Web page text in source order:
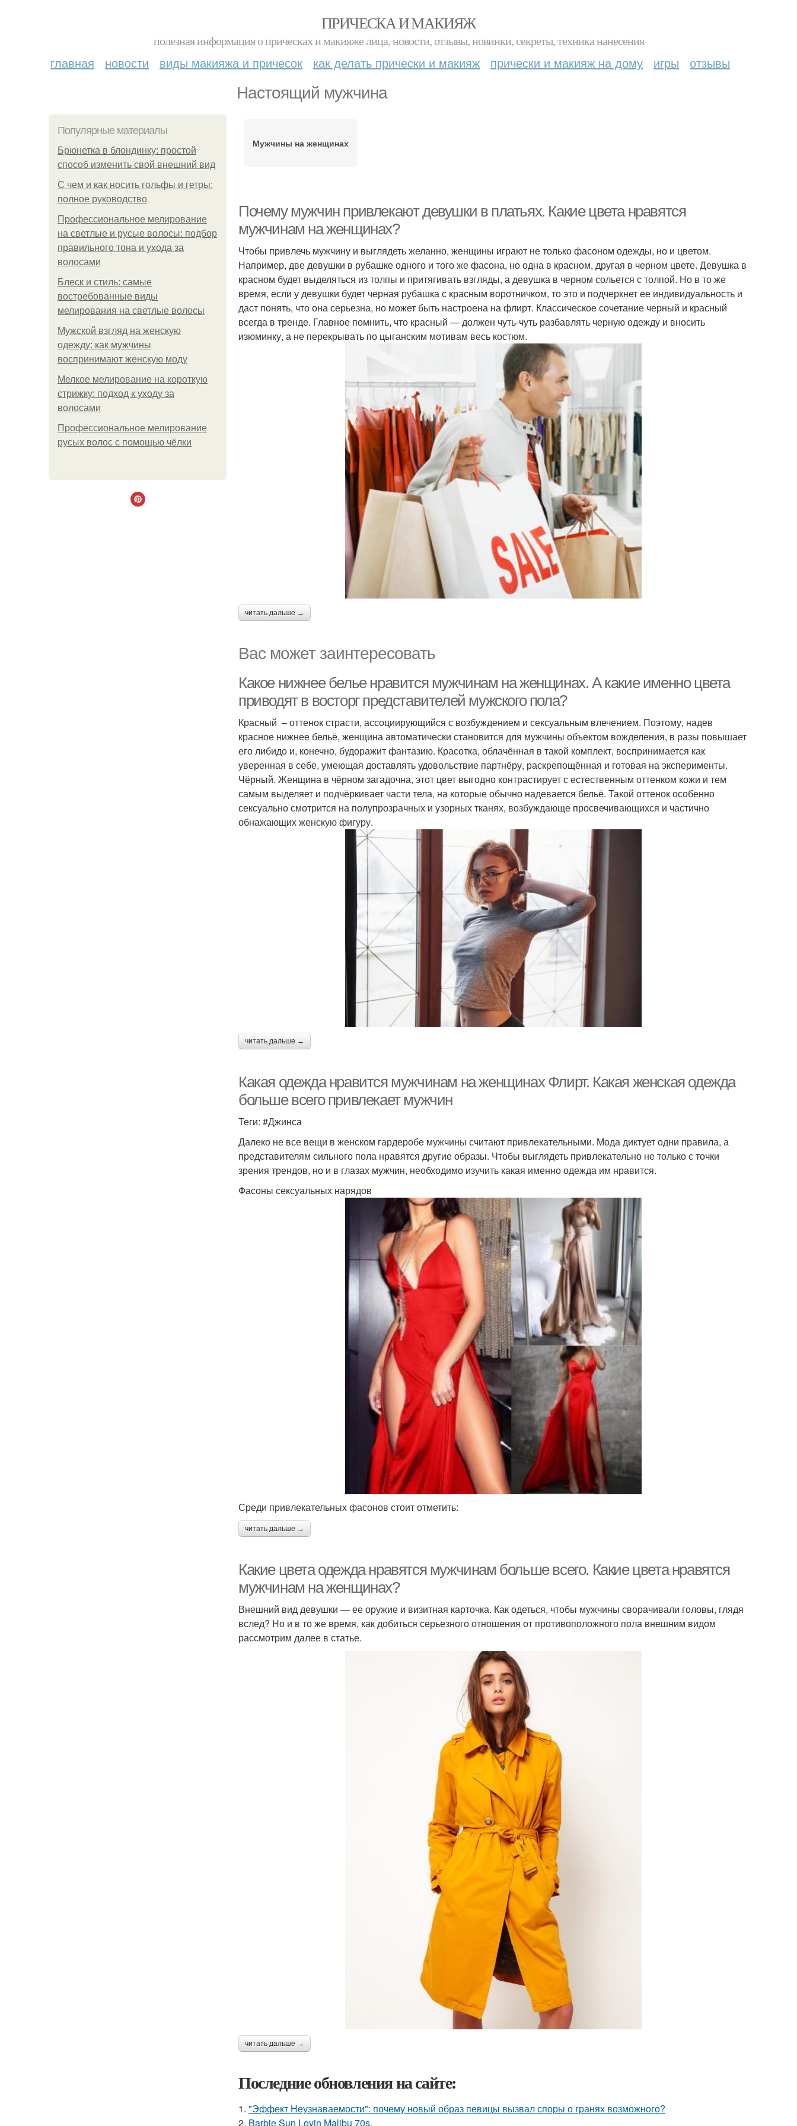
ПРИЧЕСКА И МАКИЯЖ
полезная информация о прическах и макияже лица, новости, отзывы, новинки, секреты, техника нанесения
главная новости виды макияжа и причесок как делать прически и макияж прически и макияж на дому игры отзывы
Настоящий мужчина
Популярные материалы
Брюнетка в блондинку: простой
способ изменить свой внешний вид
С чем и как носить гольфы и гетры:
полное руководство
Профессиональное мелирование
на светлые и русые волосы: подбор
правильного тона и ухода за
волосами
Блеск и стиль: самые
востребованные виды
мелирования на светлые волосы
Мужской взгляд на женскую
одежду: как мужчины
воспринимают женскую моду
Мелкое мелирование на короткую
стрижку: подход к уходу за
волосами
Профессиональное мелирование
русых волос с помощью чёлки
Мужчины на женщинах
Почему мужчин привлекают девушки в платьях. Какие цвета нравятся
мужчинам на женщинах?
Чтобы привлечь мужчину и выглядеть желанно, женщины играют не только фасоном одежды, но и цветом.
Например, две девушки в рубашке одного и того же фасона, но одна в красном, другая в черном цвете. Девушка в
красном будет выделяться из толпы и притягивать взгляды, а девушка в черном сольется с толпой. Но в то же
время, если у девушки будет черная рубашка с красным воротничком, то это и подчеркнет ее индивидуальность и
даст понять, что она серьезна, но может быть настроена на флирт. Классическое сочетание черный и красный
всегда в тренде. Главное помнить, что красный — должен чуть-чуть разбавлять черную одежду и вносить
изюминку, а не перекрывать по цыганским мотивам весь костюм.
читать дальше →
Вас может заинтересовать
Какое нижнее белье нравится мужчинам на женщинах. А какие именно цвета
приводят в восторг представителей мужского пола?
Красный – оттенок страсти, ассоциирующийся с возбуждением и сексуальным влечением. Поэтому, надев
красное нижнее бельё, женщина автоматически становится для мужчины объектом вожделения, в разы повышает
его либидо и, конечно, будоражит фантазию. Красотка, облачённая в такой комплект, воспринимается как
уверенная в себе, умеющая доставлять удовольствие партнёру, раскрепощённая и готовая на эксперименты.
Чёрный. Женщина в чёрном загадочна, этот цвет выгодно контрастирует с естественным оттенком кожи и тем
самым выделяет и подчёркивает части тела, на которые обычно надевается бельё. Такой оттенок особенно
сексуально смотрится на полупрозрачных и узорных тканях, возбуждающе просвечивающихся и частично
обнажающих женскую фигуру.
читать дальше →
Какая одежда нравится мужчинам на женщинах Флирт. Какая женская одежда
больше всего привлекает мужчин
Теги: #Джинса
Далеко не все вещи в женском гардеробе мужчины считают привлекательными. Мода диктует одни правила, а
представителям сильного пола нравятся другие образы. Чтобы выглядеть привлекательно не только с точки
зрения трендов, но и в глазах мужчин, необходимо изучить какая именно одежда им нравится.
Фасоны сексуальных нарядов
Среди привлекательных фасонов стоит отметить:
читать дальше →
Какие цвета одежда нравятся мужчинам больше всего. Какие цвета нравятся
мужчинам на женщинах?
Внешний вид девушки — ее оружие и визитная карточка. Как одеться, чтобы мужчины сворачивали головы, глядя
вслед? Но и в то же время, как добиться серьезного отношения от противоположного пола внешним видом
рассмотрим далее в статье.
читать дальше →
Последние обновления на сайте:
1. "Эффект Неузнаваемости": почему новый образ певицы вызвал споры о гранях возможного?
2. Barbie Sun Lovin Malibu 70s.